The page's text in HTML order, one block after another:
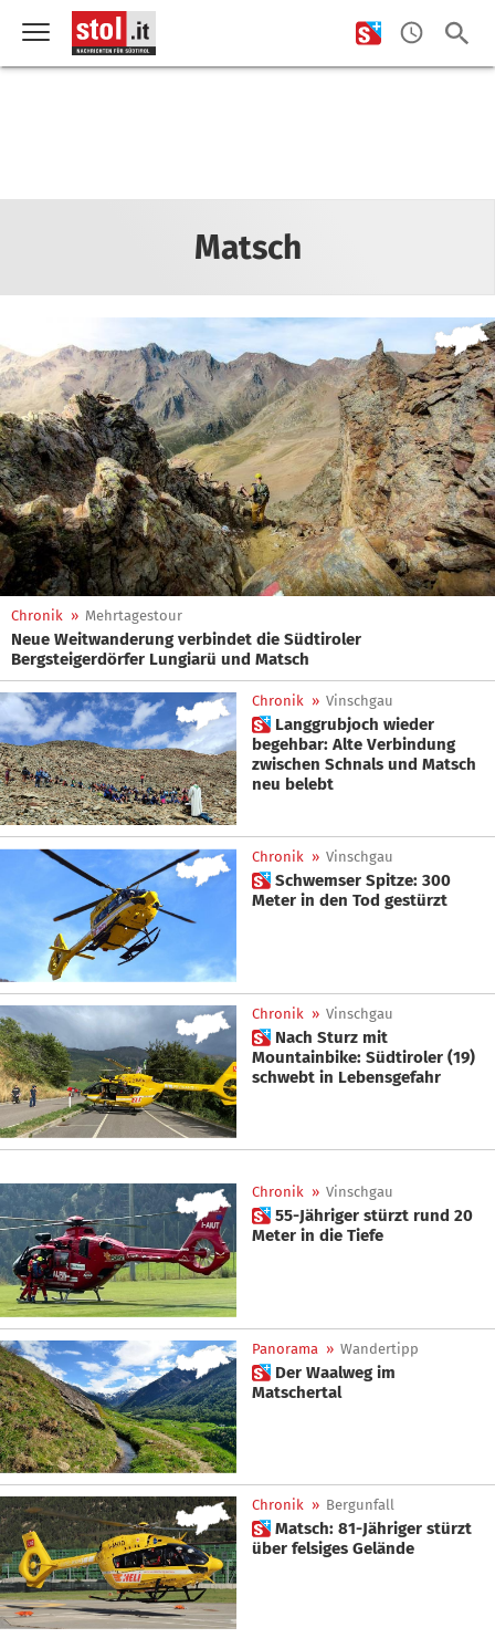
Matsch
Chronik » Mehrtagestour
Neue Weitwanderung verbindet die Südtiroler
Bergsteigerdörfer Lungiarü und Matsch
Chronik » Vinschgau
 Langgrubjoch wieder
begehbar: Alte Verbindung
zwischen Schnals und Matsch
neu belebt
Chronik » Vinschgau
 Schwemser Spitze: 300
Meter in den Tod gestürzt
Chronik » Vinschgau
 Nach Sturz mit
Mountainbike: Südtiroler (19)
schwebt in Lebensgefahr
Chronik » Vinschgau
 55-Jähriger stürzt rund 20
Meter in die Tiefe
Panorama » Wandertipp
 Der Waalweg im
Matschertal
Chronik » Bergunfall
 Matsch: 81-Jähriger stürzt
über felsiges Gelände